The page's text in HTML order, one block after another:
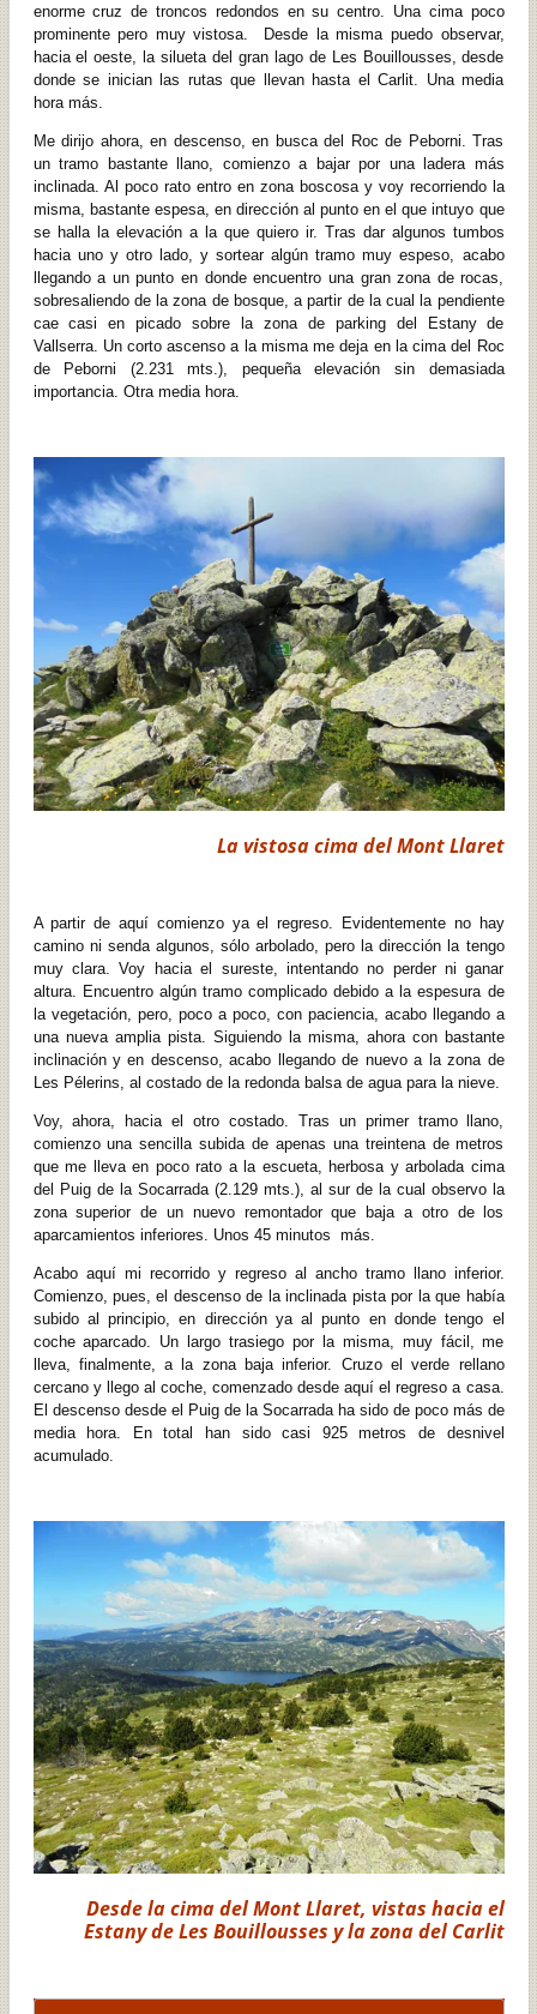
enorme cruz de troncos redondos en su centro. Una cima poco
prominente pero muy vistosa. Desde la misma puedo observar,
hacia el oeste, la silueta del gran lago de Les Bouillousses, desde
donde se inician las rutas que llevan hasta el Carlit. Una media
hora más.
Me dirijo ahora, en descenso, en busca del Roc de Peborni. Tras
un tramo bastante llano, comienzo a bajar por una ladera más
inclinada. Al poco rato entro en zona boscosa y voy recorriendo la
misma, bastante espesa, en dirección al punto en el que intuyo que
se halla la elevación a la que quiero ir. Tras dar algunos tumbos
hacia uno y otro lado, y sortear algún tramo muy espeso, acabo
llegando a un punto en donde encuentro una gran zona de rocas,
sobresaliendo de la zona de bosque, a partir de la cual la pendiente
cae casi en picado sobre la zona de parking del Estany de
Vallserra. Un corto ascenso a la misma me deja en la cima del Roc
de Peborni (2.231 mts.), pequeña elevación sin demasiada
importancia. Otra media hora.
La vistosa cima del Mont Llaret
A partir de aquí comienzo ya el regreso. Evidentemente no hay
camino ni senda algunos, sólo arbolado, pero la dirección la tengo
muy clara. Voy hacia el sureste, intentando no perder ni ganar
altura. Encuentro algún tramo complicado debido a la espesura de
la vegetación, pero, poco a poco, con paciencia, acabo llegando a
una nueva amplia pista. Siguiendo la misma, ahora con bastante
inclinación y en descenso, acabo llegando de nuevo a la zona de
Les Pélerins, al costado de la redonda balsa de agua para la nieve.
Voy, ahora, hacia el otro costado. Tras un primer tramo llano,
comienzo una sencilla subida de apenas una treintena de metros
que me lleva en poco rato a la escueta, herbosa y arbolada cima
del Puig de la Socarrada (2.129 mts.), al sur de la cual observo la
zona superior de un nuevo remontador que baja a otro de los
aparcamientos inferiores. Unos 45 minutos más.
Acabo aquí mi recorrido y regreso al ancho tramo llano inferior.
Comienzo, pues, el descenso de la inclinada pista por la que había
subido al principio, en dirección ya al punto en donde tengo el
coche aparcado. Un largo trasiego por la misma, muy fácil, me
lleva, finalmente, a la zona baja inferior. Cruzo el verde rellano
cercano y llego al coche, comenzado desde aquí el regreso a casa.
El descenso desde el Puig de la Socarrada ha sido de poco más de
media hora. En total han sido casi 925 metros de desnivel
acumulado.
Desde la cima del Mont Llaret, vistas hacia el
Estany de Les Bouillousses y la zona del Carlit